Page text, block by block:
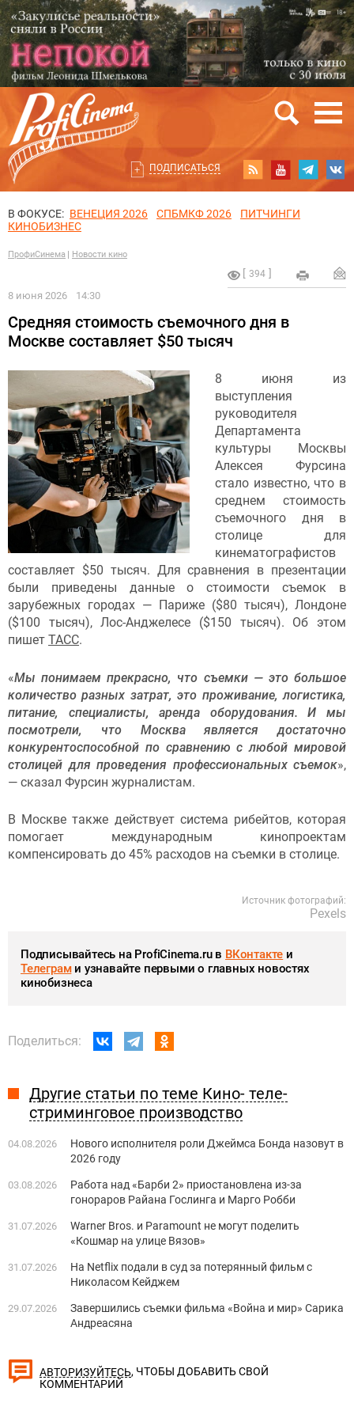
ПОДПИСАТЬСЯ
В ФОКУСЕ: ВЕНЕЦИЯ 2026 СПБМКФ 2026
ПИТЧИНГИ
КИНОБИЗНЕС
ПрофиСинема Новости кино
394
8 июня 2026 14:30
Средняя стоимость съемочного дня в
Москве составляет $50 тысяч
8 июня из
выступления
руководителя
Департамента
культуры Москвы
Алексея Фурсина
стало известно, что в
среднем стоимость
съемочного дня в
столице для
кинематографистов
составляет $50 тысяч. Для сравнения в презентации
были приведены данные о стоимости съемок в
зарубежных городах — Париже ($80 тысяч), Лондоне
($100 тысяч), Лос-Анджелесе ($150 тысяч). Об этом
пишет ТАСС.
«Мы понимаем прекрасно, что съемки — это большое
количество разных затрат, это проживание, логистика,
питание, специалисты, аренда оборудования. И мы
посмотрели, что Москва является достаточно
конкурентоспособной по сравнению с любой мировой
столицей для проведения профессиональных съемок»,
— сказал Фурсин журналистам.
В Москве также действует система рибейтов, которая
помогает международным кинопроектам
компенсировать до 45% расходов на съемки в столице.
Источник фотографий:
Pexels
Подписывайтесь на ProfiCinema.ru в ВКонтакте и
Телеграми узнавайте первыми о главных новостях
кинобизнеса
Поделиться:
Другие статьи по теме Кино- теле-
стриминговое производство
04.08.2026
Нового исполнителя роли Джеймса Бонда назовут в
2026 году
03.08.2026
Работа над «Барби 2» приостановлена из-за
гонораров Райана Гослинга и Марго Робби
31.07.2026
Warner Bros. и Paramount не могут поделить
«Кошмар на улице Вязов»
31.07.2026
На Netflix подали в суд за потерянный фильм с
Николасом Кейджем
29.07.2026
Завершились съемки фильма «Война и мир» Сарика
Андреасяна
АВТОРИЗУЙТЕСЬ, ЧТОБЫ ДОБАВИТЬ СВОЙ
КОММЕНТАРИЙ